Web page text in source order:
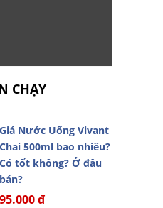
CHẠY
Giá Nước Uống Vivant
Chai 500ml bao nhiêu?
Có tốt không? Ở đâu
bán?
95.000 đ